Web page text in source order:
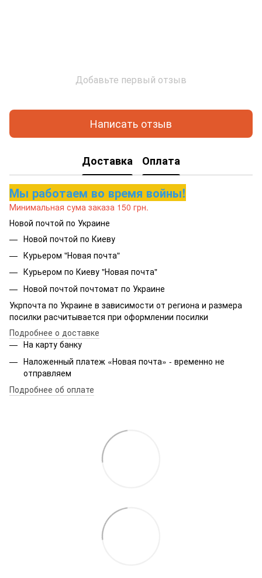
Добавьте первый отзыв
Написать отзыв
Доставка Оплата
Мы работаем во время войны!
Минимальная сума заказа 150 грн.
Новой почтой по Украине
Новой почтой по Киеву
Курьером "Новая почта"
Курьером по Киеву "Новая почта"
Новой почтой почтомат по Украине
Укрпочта по Украине в зависимости от региона и размера
посилки расчитывается при оформлении посилки
Подробнее о доставке
На карту банку
Наложенный платеж «Новая почта» - временно не
отправляем
Подробнее об оплате